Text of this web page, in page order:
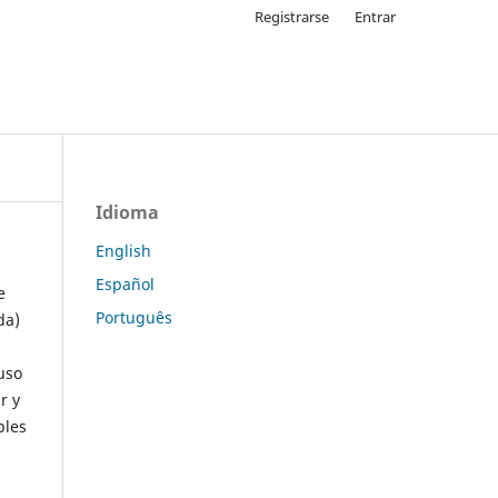
Registrarse Entrar
y
Idioma
English
Español
Português